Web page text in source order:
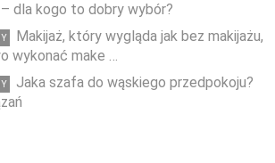
dla kogo to dobry wybór?
Makijaż, który wygląda jak bez makijażu,
wykonać make …
Jaka szafa do wąskiego przedpokoju?